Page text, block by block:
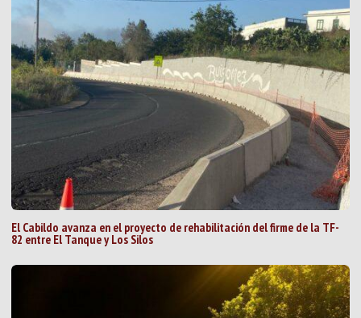
El Cabildo avanza en el proyecto de rehabilitación del firme de la TF-
82 entre El Tanque y Los Silos